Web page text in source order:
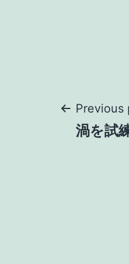
Post
Previous
渦を試